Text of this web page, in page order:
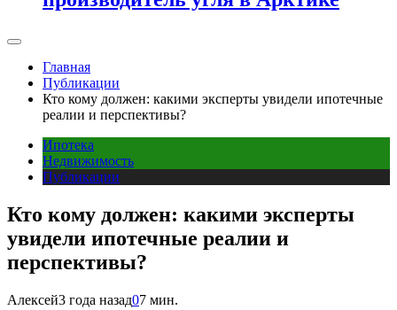
Главная
Публикации
Кто кому должен: какими эксперты увидели ипотечные
реалии и перспективы?
Ипотека
Недвижимость
Публикации
Кто кому должен: какими эксперты
увидели ипотечные реалии и
перспективы?
Алексей3 года назад07 мин.